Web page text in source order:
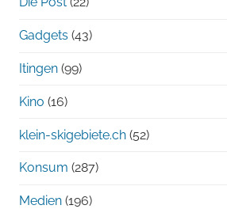
Gadgets (43)
Itingen (99)
Kino (16)
klein-skigebiete.ch (52)
Konsum (287)
Medien (196)